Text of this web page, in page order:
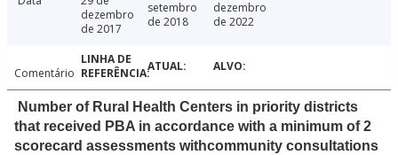
dezembro
de 2017
setembro
de 2018
dezembro
de 2022
Comentário
Number of Rural Health Centers in priority districts
that received PBA in accordance with a minimum of 2
scorecard assessments withcommunity consultations